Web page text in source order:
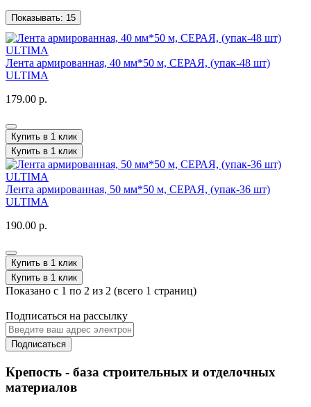
Показывать: 15
Лента армированная, 40 мм*50 м, СЕРАЯ, (упак-48 шт)
ULTIMA
179.00 р.
Купить в 1 клик
Купить в 1 клик
Лента армированная, 50 мм*50 м, СЕРАЯ, (упак-36 шт)
ULTIMA
190.00 р.
Купить в 1 клик
Купить в 1 клик
Показано с 1 по 2 из 2 (всего 1 страниц)
Подписаться на рассылку
Подписаться
Крепость - база строительных и отделочных
материалов